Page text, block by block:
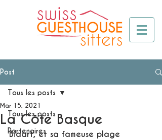
Post
Tous les posts
Partenaires
Tous les posts
La Côte Basque
Mar 15, 2021
Bidart, et sa fameuse plage